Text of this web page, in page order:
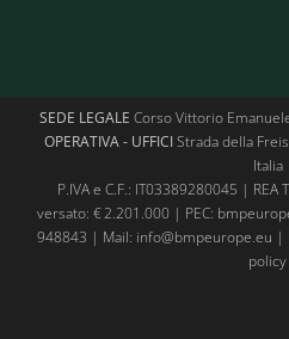
SEDE LEGALE Corso Vittorio
OPERATIVA - UFFICIStrada della
Italia
P.IVA e C.F.: IT03389280045 |
versato: € 2.201.000 | PEC:
948843 | Mail: info@bmpeurope.eu |
policy